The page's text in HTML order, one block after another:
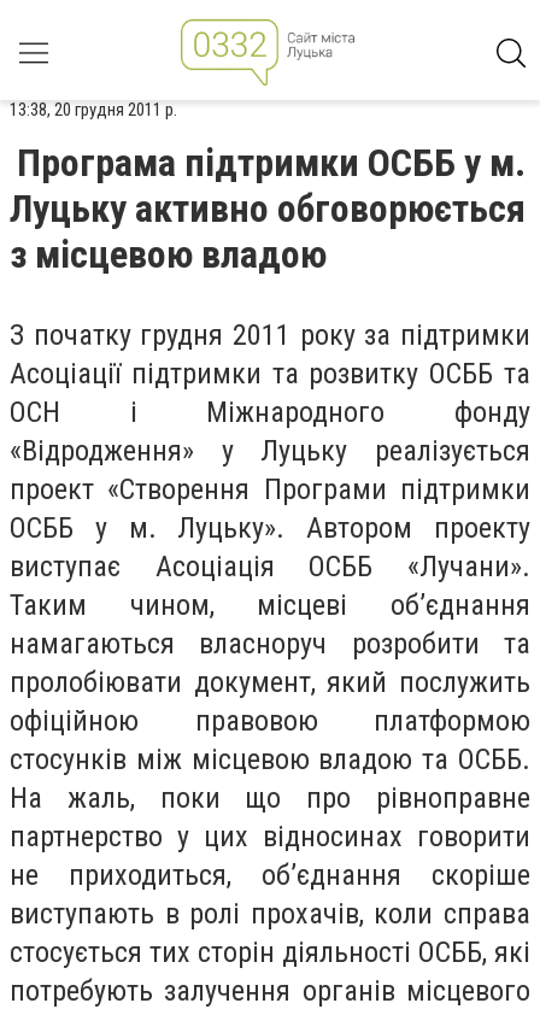
13:38, 20 грудня 2011 р.
Програма підтримки ОСББ у м.
Луцьку активно обговорюється
з місцевою владою
З початку грудня 2011 року за підтримки
Асоціації підтримки та розвитку ОСББ та
ОСН і Міжнародного фонду
«Відродження» у Луцьку реалізується
проект «Створення Програми підтримки
ОСББ у м. Луцьку». Автором проекту
виступає Асоціація ОСББ «Лучани».
Таким чином, місцеві об’єднання
намагаються власноруч розробити та
пролобіювати документ, який послужить
офіційною правовою платформою
стосунків між місцевою владою та ОСББ.
На жаль, поки що про рівноправне
партнерство у цих відносинах говорити
не приходиться, об’єднання скоріше
виступають в ролі прохачів, коли справа
стосується тих сторін діяльності ОСББ, які
потребують залучення органів місцевого